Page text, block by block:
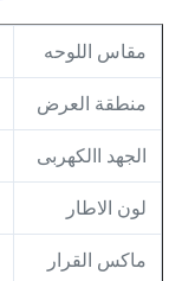
مقاس اللوحه
منطقة العرض
الجهد االكهربى
لون الاطار
ماكس القرار